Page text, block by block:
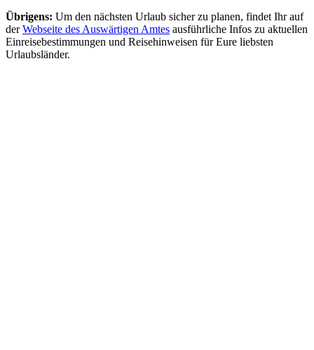
Übrigens: Um den nächsten Urlaub sicher zu planen, findet Ihr auf
derWebseite des Auswärtigen Amtes ausführliche Infos zu aktuellen
Einreisebestimmungen und Reisehinweisen für Eure liebsten
Urlaubsländer.